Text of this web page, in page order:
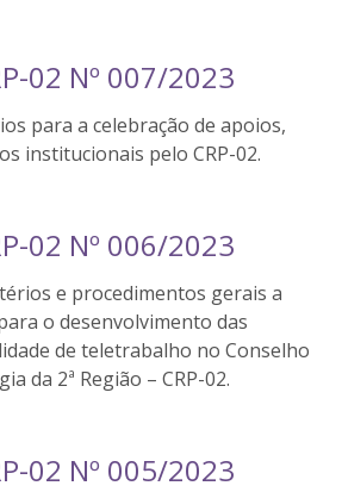
02 Nº 007/2023
para a celebração de apoios,
institucionais pelo CRP-02.
02 Nº 006/2023
e procedimentos gerais a
o desenvolvimento das
de teletrabalho no Conselho
da 2ª Região – CRP-02.
02 Nº 005/2023